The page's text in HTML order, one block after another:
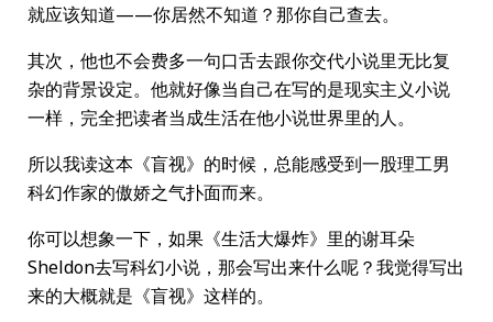
就应该知道——你居然不知道？那你自己查去。
其次，他也不会费多一句口舌去跟你交代小说里无比复
杂的背景设定。他就好像当自己在写的是现实主义小说
一样，完全把读者当成生活在他小说世界里的人。
所以我读这本《盲视》的时候，总能感受到一股理工男
科幻作家的傲娇之气扑面而来。
你可以想象一下，如果《生活大爆炸》里的谢耳朵
Sheldon去写科幻小说，那会写出来什么呢？我觉得写出
来的大概就是《盲视》这样的。